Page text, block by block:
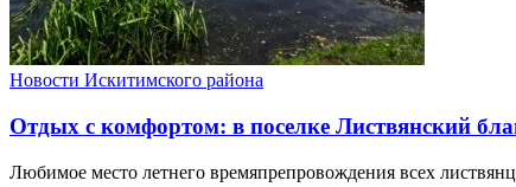
Новости Искитимского района
Отдых с комфортом: в поселке Листвянский
Любимое место летнего времяпрепровождения всех